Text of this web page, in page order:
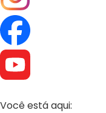
Você está aqui: